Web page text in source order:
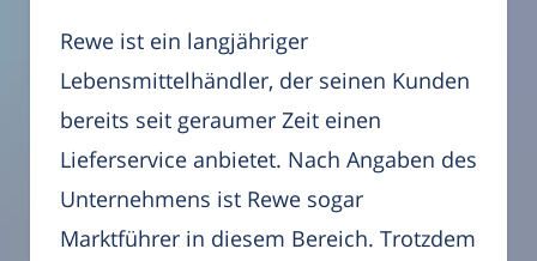
Rewe ist ein langjähriger
Lebensmittelhändler, der seinen Kunden
bereits seit geraumer Zeit einen
Lieferservice anbietet. Nach Angaben des
Unternehmens ist Rewe sogar
Marktführer in diesem Bereich. Trotzdem